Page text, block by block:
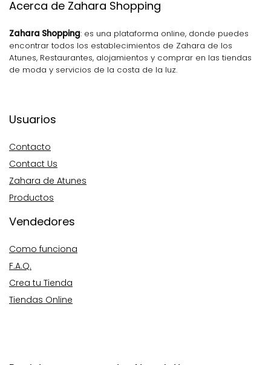
Acerca de Zahara Shopping
Zahara Shopping: es una plataforma online, donde puedes
encontrar todos los establecimientos de Zahara de los
Atunes, Restaurantes, alojamientos y comprar en las tiendas
de moda y servicios de la costa de la luz.
Usuarios
Contacto
Contact Us
Zahara de Atunes
Productos
Vendedores
Como funciona
F.A.Q.
Crea tu Tienda
Tiendas Online